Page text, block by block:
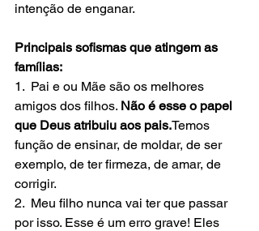
intenção de enganar.
Principais sofismas que atingem as
famílias:
1.  Pai e ou Mãe são os melhores
amigos dos filhos. Não é esse o papel
que Deus atribuiu aos pais.Temos
função de ensinar, de moldar, de ser
exemplo, de ter firmeza, de amar, de
corrigir.
2.  Meu filho nunca vai ter que passar
por isso. Esse é um erro grave! Eles